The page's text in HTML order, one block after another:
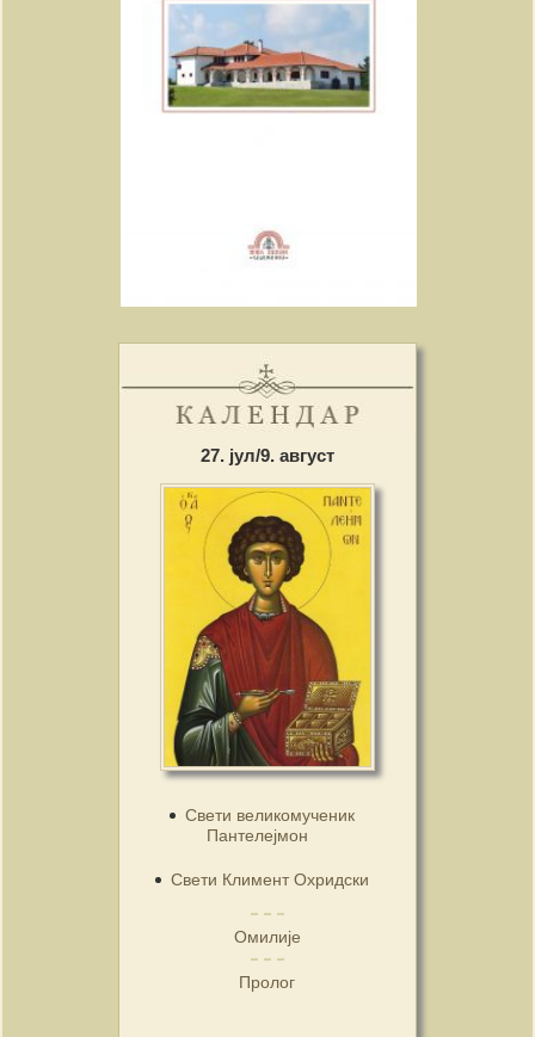
27. јул/9. август
Свети великомученик
Пантелејмон
Свети Климент Охридски
Омилије
Пролог